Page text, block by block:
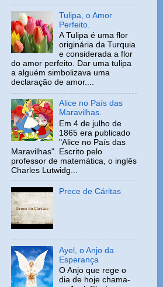
Tulipa, o Amor
Perfeito.
A Tulipa é uma flor
originária da Turquia
e considerada a flor
do amor perfeito. Dar uma tulipa
a alguém simbolizava uma
declaração de amor....
Alice no País das
Maravilhas.
Em 4 de julho de
1865 era publicado
"Alice no País das
Maravilhas". Escrito pelo
professor de matemática, o inglês
Charles Lutwidg...
Prece de Cáritas
Ayel, o Anjo da
Esperança
O Anjo que rege o
dia de hoje chama-